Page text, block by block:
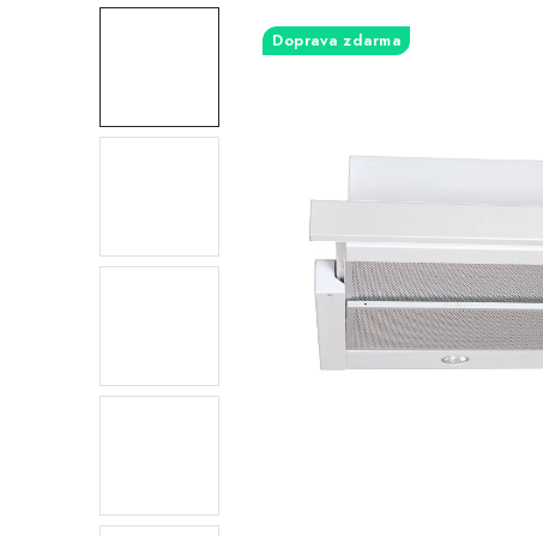
Doprava zdarma